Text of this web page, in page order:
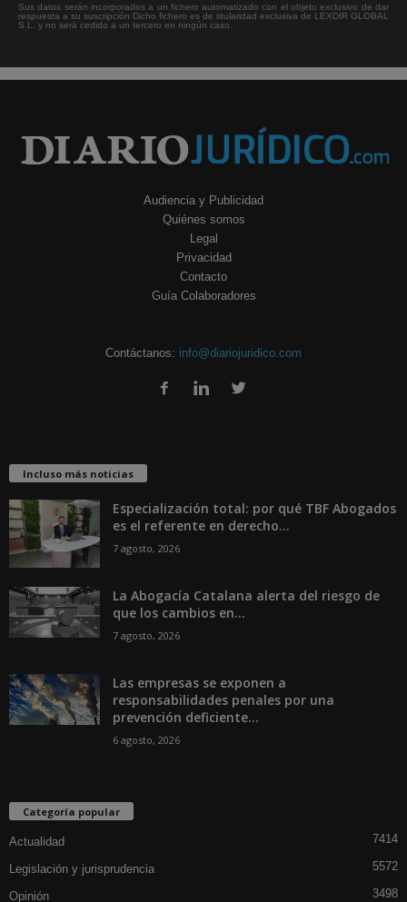
Sus datos serán incorporados a un fichero automatizado con el objeto exclusivo de dar
respuesta a su suscripción Dicho fichero es de titularidad exclusiva de LEXDIR GLOBAL
S.L. y no será cedido a un tercero en ningún caso.
Audiencia y Publicidad
Quiénes somos
Legal
Privacidad
Contacto
Guía Colaboradores
Contáctanos: info@diariojuridico.com
Incluso más noticias
Especialización total: por qué TBF Abogados
es el referente en derecho...
7 agosto, 2026
La Abogacía Catalana alerta del riesgo de
que los cambios en...
7 agosto, 2026
Las empresas se exponen a
responsabilidades penales por una
prevención deficiente...
6 agosto, 2026
Categoría popular
Actualidad 7414
Legislación y jurisprudencia 5572
Opinión 3498